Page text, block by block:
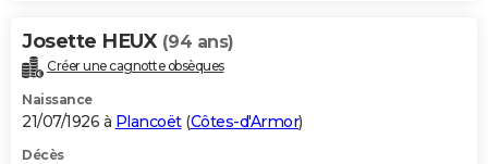
Josette HEUX (94 ans)
Créer une cagnotte obsèques
Naissance
21/07/1926 à Plancoët(Côtes-d'Armor)
Décès